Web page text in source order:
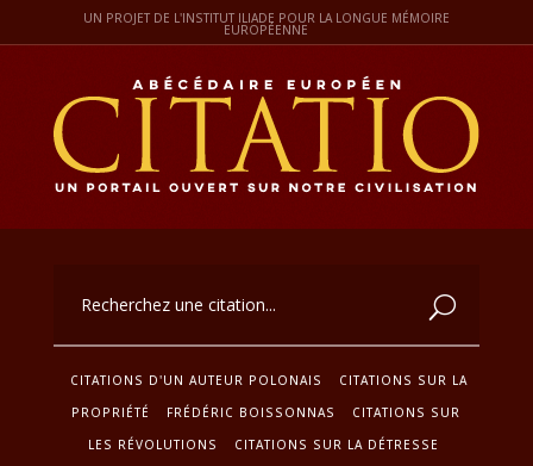
UN PROJET DE L'INSTITUT ILIADE POUR LA LONGUE MÉMOIRE
EUROPÉENNE
CITATIONS D'UN AUTEUR POLONAIS
CITATIONS SUR LA
PROPRIÉTÉ
FRÉDÉRIC BOISSONNAS
CITATIONS SUR
LES RÉVOLUTIONS
CITATIONS SUR LA DÉTRESSE